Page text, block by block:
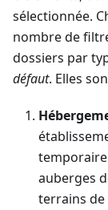
sélectionnée.
nombre de
dossiers par
défaut. Elles
temporaire
auberges
terrains de